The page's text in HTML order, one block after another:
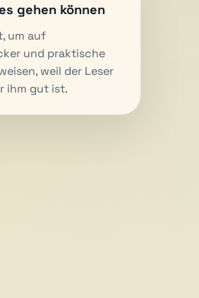
gehen können
um auf
und praktische
weil der Leser
ihm gut ist.